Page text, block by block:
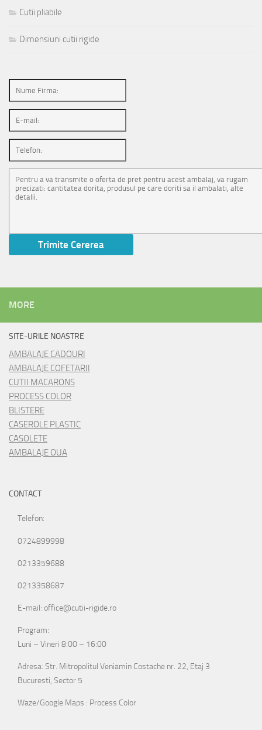
Cutii pliabile
Dimensiuni cutii rigide
MORE
SITE-URILE NOASTRE
AMBALAJE CADOURI
AMBALAJE COFETARII
CUTII MACARONS
PROCESS COLOR
BLISTERE
CASEROLE PLASTIC
CASOLETE
AMBALAJE OUA
CONTACT
Telefon:
0724899998
0213359688
0213358687
E-mail: office@cutii-rigide.ro
Program:
Luni – Vineri 8:00 – 16:00
Adresa: Str. Mitropolitul Veniamin Costache nr. 22, Etaj 3
Bucuresti, Sector 5
Waze/Google Maps : Process Color